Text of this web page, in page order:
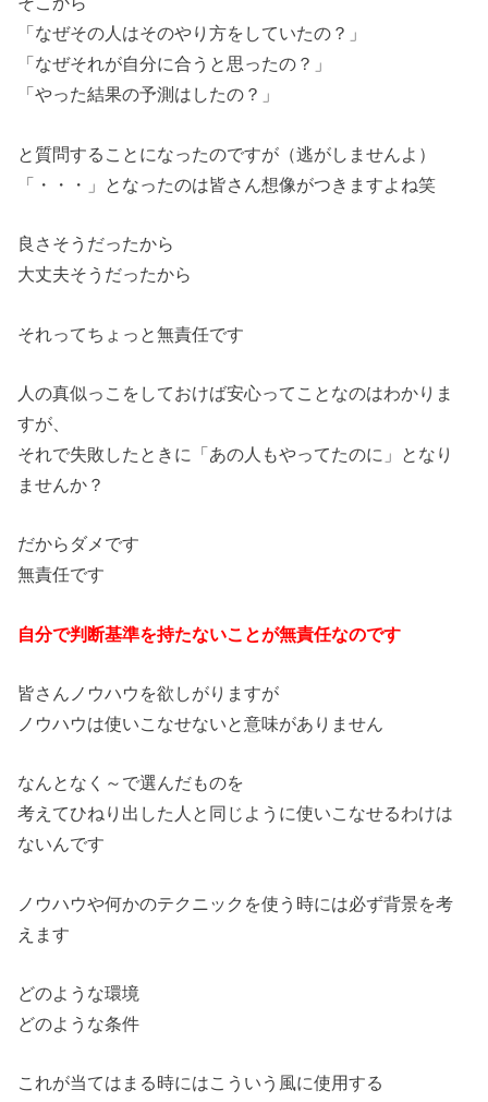
「なぜその人はそのやり方をしていたの？」
「なぜそれが自分に合うと思ったの？」
「やった結果の予測はしたの？」
と質問することになったのですが（逃がしませんよ）
「・・・」となったのは皆さん想像がつきますよね笑
良さそうだったから
大丈夫そうだったから
それってちょっと無責任です
人の真似っこをしておけば安心ってことなのはわかりま
すが、
それで失敗したときに「あの人もやってたのに」となり
ませんか？
だからダメです
無責任です
自分で判断基準を持たないことが無責任なのです
皆さんノウハウを欲しがりますが
ノウハウは使いこなせないと意味がありません
なんとなく～で選んだものを
考えてひねり出した人と同じように使いこなせるわけは
ないんです
ノウハウや何かのテクニックを使う時には必ず背景を考
えます
どのような環境
どのような条件
これが当てはまる時にはこういう風に使用する